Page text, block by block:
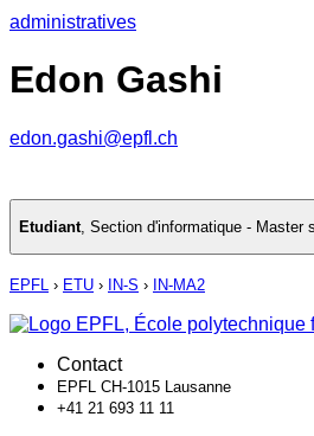
administratives
Edon Gashi
edon.gashi@epfl.ch
Etudiant, Section d'informatique - Master
EPFL › ETU › IN-S › IN-MA2
Contact
EPFL CH-1015 Lausanne
+41 21 693 11 11